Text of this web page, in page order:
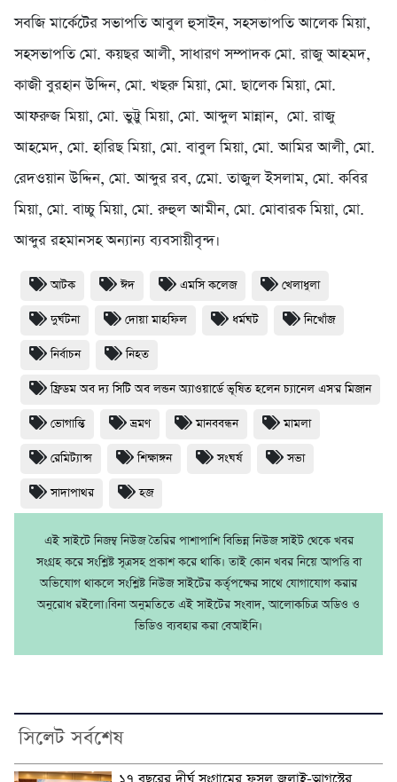
সবজি মার্কেটের সভাপতি আবুল হুসাইন, সহসভাপতি আলেক মিয়া,
সহসভাপতি মো. কয়ছর আলী, সাধারণ সম্পাদক মো. রাজু আহমদ,
কাজী বুরহান উদ্দিন, মো. খছরু মিয়া, মো. ছালেক মিয়া, মো.
আফরুজ মিয়া, মো. ভুট্টু মিয়া, মো. আব্দুল মান্নান, মো. রাজু
আহমেদ, মো. হারিছ মিয়া, মো. বাবুল মিয়া, মো. আমির আলী, মো.
রেদওয়ান উদ্দিন, মো. আব্দুর রব, মেো. তাজুল ইসলাম, মো. কবির
মিয়া, মো. বাচ্চু মিয়া, মো. রুহুল আমীন, মো. মোবারক মিয়া, মো.
আব্দুর রহমানসহ অন্যান্য ব্যবসায়ীবৃন্দ।
আটক ঈদ এমসি কলেজ খেলাধুলা
দুর্ঘটনা দোয়া মাহফিল ধর্মঘট নিখোঁজ
নির্বাচন নিহত
ফ্রিডম অব দ্য সিটি অব লন্ডন অ্যাওয়ার্ডে ভূষিত হলেন চ্যানেল এস'র মিজান
ভোগান্তি ভ্রমণ মানববন্ধন মামলা
রেমিট্যান্স শিক্ষাঙ্গন সংঘর্ষ সভা
সাদাপাথর হজ
এই সাইটে নিজম্ব নিউজ তৈরির পাশাপাশি বিভিন্ন নিউজ সাইট থেকে খবর
সংগ্রহ করে সংশ্লিষ্ট সূত্রসহ প্রকাশ করে থাকি। তাই কোন খবর নিয়ে আপত্তি বা
অভিযোগ থাকলে সংশ্লিষ্ট নিউজ সাইটের কর্তৃপক্ষের সাথে যোগাযোগ করার
অনুরোধ রইলো।বিনা অনুমতিতে এই সাইটের সংবাদ, আলোকচিত্র অডিও ও
ভিডিও ব্যবহার করা বেআইনি।
সিলেট সর্বশেষ